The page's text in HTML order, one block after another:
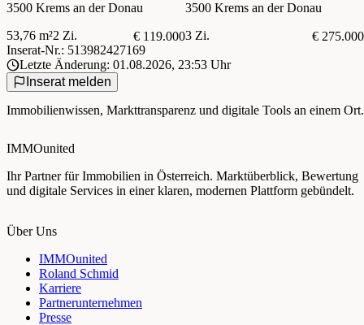
3500 Krems an der Donau
53,76 m²2 Zi. € 119.000
3500 Krems an der Donau
3 Zi.
€ 275.000
Inserat-Nr.: 513982427169
Letzte Änderung: 01.08.2026, 23:53 Uhr
Inserat melden
Immobilienwissen, Markttransparenz und digitale Tools an einem Ort.
IMMOunited
Ihr Partner für Immobilien in Österreich. Marktüberblick, Bewertung
und digitale Services in einer klaren, modernen Plattform gebündelt.
Über Uns
IMMOunited
Roland Schmid
Karriere
Partnerunternehmen
Presse